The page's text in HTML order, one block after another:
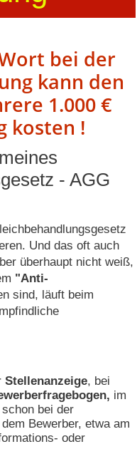
bei der
kann den
1.000 €
kosten !
- AGG
Und das oft auch
überhaupt nicht weiß,
"Anti-
sind, läuft beim
Stellenanzeige, bei
im
bei der
Bewerber, etwa am
oder